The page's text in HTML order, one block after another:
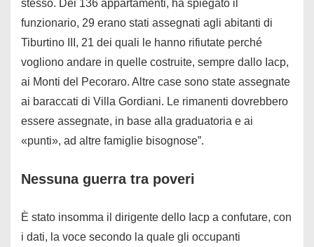
stesso. Dei 136 appartamenti, ha spiegato il
funzionario, 29 erano stati assegnati agli abitanti di
Tiburtino III, 21 dei quali le hanno rifiutate perché
vogliono andare in quelle costruite, sempre dallo Iacp,
ai Monti del Pecoraro. Altre case sono state assegnate
ai baraccati di Villa Gordiani. Le rimanenti dovrebbero
essere assegnate, in base alla graduatoria e ai
«punti», ad altre famiglie bisognose”.
Nessuna guerra tra poveri
È stato insomma il dirigente dello Iacp a confutare, con
i dati, la voce secondo la quale gli occupanti